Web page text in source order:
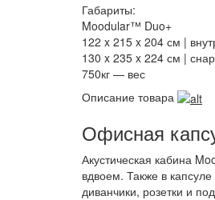
Габариты:
Moodular™ Duo+
122 x 215 x 204 см |
130 x 235 x 224 см |
750кг — вес
Описание товара
Офисная
Акустическая кабина
вдвоем. Также в
диванчики, розетки и